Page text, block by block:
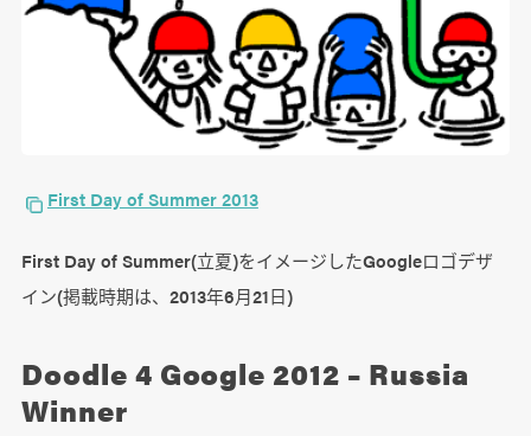
First Day of Summer 2013
First Day of Summer(立夏)をイメージしたGoogleロゴデザ
イン(掲載時期は、2013年6月21日)
Doodle 4 Google 2012 – Russia
Winner